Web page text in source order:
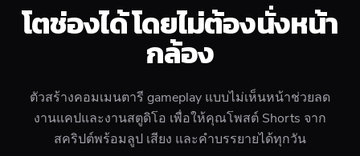
โตช่องได้ โดยไม่ต้องนั่งหน้า
กล้อง
ตัวสร้างคอมเมนตารี gameplay แบบไม่เห็นหน้าช่วยลด
งานแคปและงานสตูดิโอ เพื่อให้คุณโพสต์ Shorts จาก
สคริปต์พร้อมลูป เสียง และคำบรรยายได้ทุกวัน